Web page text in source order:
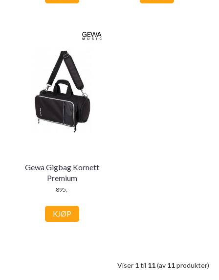
Gewa Gigbag Kornett
Premium
895,-
KJØP
Viser 1til 11(av 11produkter)